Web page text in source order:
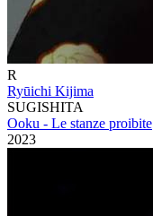
R
Ryūichi Kijima
SUGISHITA
Ooku - Le stanze proibite
2023